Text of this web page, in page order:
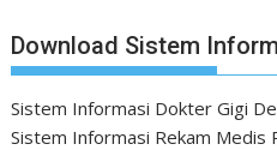
Download Sistem
Sistem Informasi Dokter Gigi
Sistem Informasi Rekam Medis